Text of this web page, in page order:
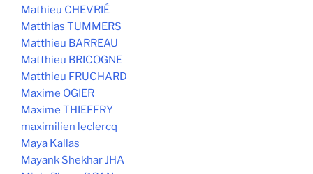
Mathieu CHEVRIÉ
Matthias TUMMERS
Matthieu BARREAU
Matthieu BRICOGNE
Matthieu FRUCHARD
Maxime OGIER
Maxime THIEFFRY
maximilien leclercq
Maya Kallas
Mayank Shekhar JHA